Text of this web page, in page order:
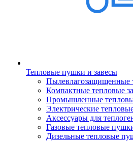
Тепловые пушки и завесы
Пылевлагозащищенные
Компактные тепловые
Промышленные
Электрические
Аксессуары для
Газовые тепловые
Дизельные тепловые